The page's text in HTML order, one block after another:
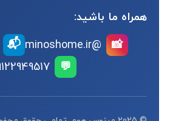
همراه ما باشید:
📸
@minoshome.ir
📬
💬